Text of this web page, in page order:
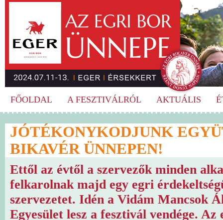
FŐOLDAL A FESZTIVÁLRÓL AKTUÁLIS
JÓTÉKONYKODJUNK
BIKAVÉR ÜNNEPEN!
Ettől az évtől a szervezők minden
felkarolnak majd egy egri
szervezetet. Idén a Vidám Mancsok
Egyesület lesz a fesztivál vendége. Az